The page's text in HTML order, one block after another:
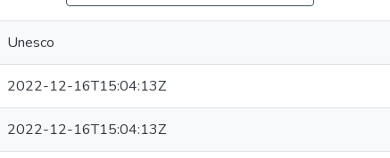
Unesco
2022-12-16T15:04:13Z
2022-12-16T15:04:13Z